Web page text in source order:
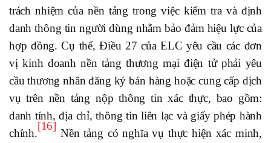
trách nhiệm của nền tảng trong việc kiểm tra và định
danh thông tin người dùng nhằm bảo đảm hiệu lực của
hợp đồng. Cụ thể, Điều 27 của ELC yêu cầu các đơn
vị kinh doanh nền tảng thương mại điện tử phải yêu
cầu thương nhân đăng ký bán hàng hoặc cung cấp dịch
vụ trên nền tảng nộp thông tin xác thực, bao gồm:
danh tính, địa chỉ, thông tin liên lạc và giấy phép hành
chính.
[16]
Nền tảng có nghĩa vụ thực hiện xác minh,